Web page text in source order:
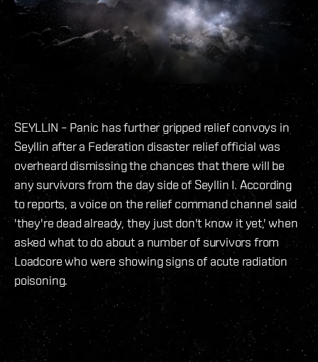
SEYLLIN – Panic has further gripped relief convoys in
Seyllin after a Federation disaster relief official was
overheard dismissing the chances that there will be
any survivors from the day side of Seyllin I. According
to reports, a voice on the relief command channel said
'they're dead already, they just don't know it yet,' when
asked what to do about a number of survivors from
Loadcore who were showing signs of acute radiation
poisoning.